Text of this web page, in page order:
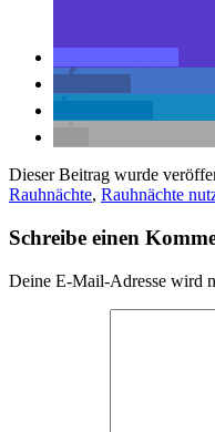
Dieser Beitrag wurde
Rauhnächte, Rauhnächte
Schreibe einen
Deine E-Mail-Adresse wird